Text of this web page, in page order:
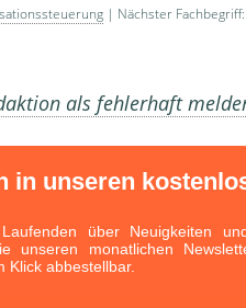
| Nächster
als fehlerhaft
in unseren
über Neuigkeiten
unseren monatlichen
Klick abbestellbar.